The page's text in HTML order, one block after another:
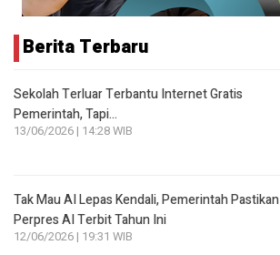
Berita Terbaru
Sekolah Terluar Terbantu Internet Gratis
Pemerintah, Tapi…
13/06/2026 | 14:28 WIB
Tak Mau AI Lepas Kendali, Pemerintah Pastikan
Perpres AI Terbit Tahun Ini
12/06/2026 | 19:31 WIB